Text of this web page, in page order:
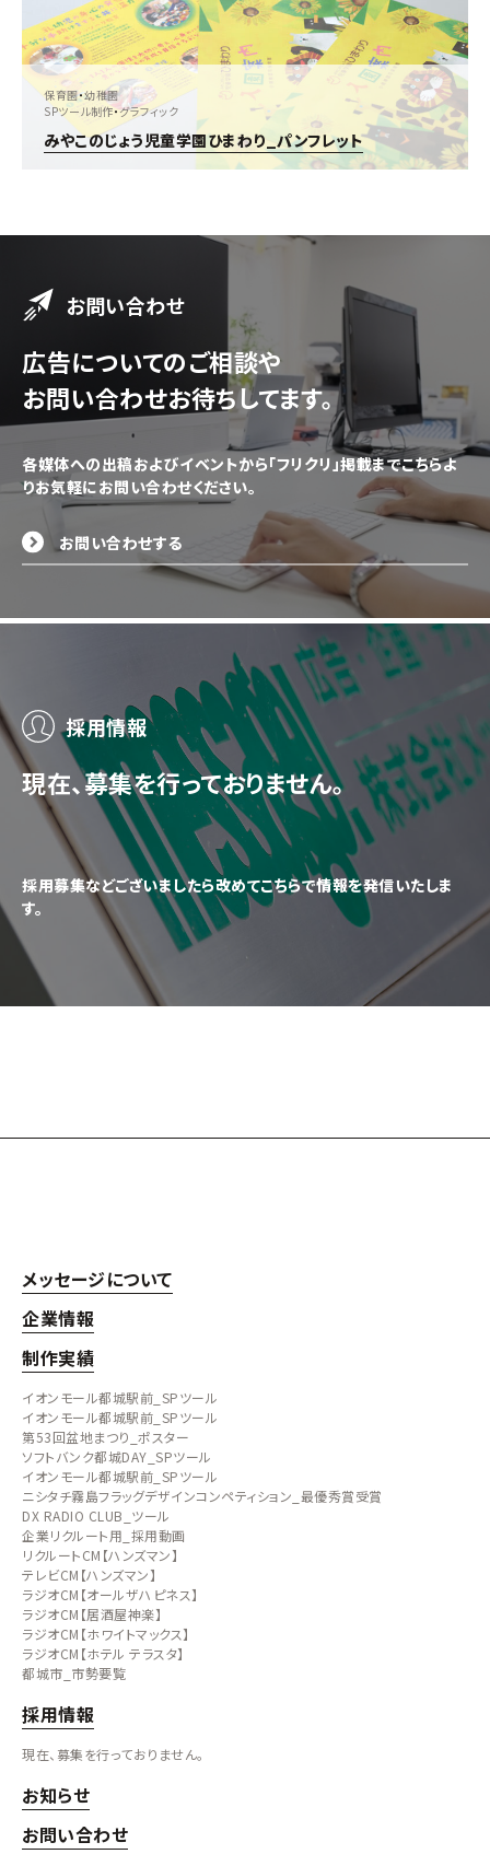
保育園・幼稚園
SPツール制作・グラフィック
みやこのじょう児童学園ひまわり_パンフレット
お問い合わせ
広告についてのご相談や
お問い合わせお待ちしてます。
各媒体への出稿およびイベントから「フリクリ」掲載までこちらよ
りお気軽にお問い合わせください。
お問い合わせする
採用情報
現在、募集を行っておりません。
採用募集などございましたら改めてこちらで情報を発信いたしま
す。
メッセージについて
企業情報
制作実績
イオンモール都城駅前_SPツール
イオンモール都城駅前_SPツール
第53回盆地まつり_ポスター
ソフトバンク都城DAY_SPツール
イオンモール都城駅前_SPツール
ニシタチ霧島フラッグデザインコンペティション_最優秀賞受賞
DX RADIO CLUB_ツール
企業リクルート用_採用動画
リクルートCM【ハンズマン】
テレビCM【ハンズマン】
ラジオCM【オールザハピネス】
ラジオCM【居酒屋神楽】
ラジオCM【ホワイトマックス】
ラジオCM【ホテル テラスタ】
都城市_市勢要覧
採用情報
現在、募集を行っておりません。
お知らせ
お問い合わせ